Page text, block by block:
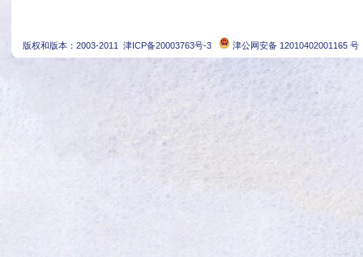
版权和版本：2003-2011 津ICP备20003763号-3 津公网安备 12010402001165 号